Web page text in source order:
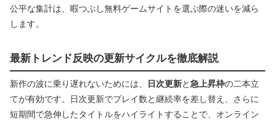
公平な集計は、暇つぶし無料ゲームサイトを選ぶ際の迷いを減ら
します。
最新トレンド反映の更新サイクルを徹底解説
新作の波に乗り遅れないためには、 日次更新と急上昇枠の二本立
てが有効です。日次更新でプレイ数と継続率を差し替え、さらに
短期間で急伸したタイトルをハイライトすることで、オンライン